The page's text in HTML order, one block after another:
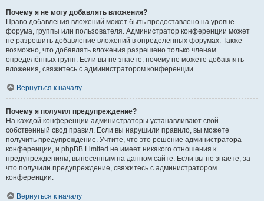
Почему я не могу добавлять вложения?
Право добавления вложений может быть предоставлено на уровне
форума, группы или пользователя. Администратор конференции может
не разрешить добавление вложений в определённых форумах. Также
возможно, что добавлять вложения разрешено только членам
определённых групп. Если вы не знаете, почему не можете добавлять
вложения, свяжитесь с администратором конференции.
Вернуться к началу
Почему я получил предупреждение?
На каждой конференции администраторы устанавливают свой
собственный свод правил. Если вы нарушили правило, вы можете
получить предупреждение. Учтите, что это решение администратора
конференции, и phpBB Limited не имеет никакого отношения к
предупреждениям, вынесенным на данном сайте. Если вы не знаете, за
что получили предупреждение, свяжитесь с администратором
конференции.
Вернуться к началу